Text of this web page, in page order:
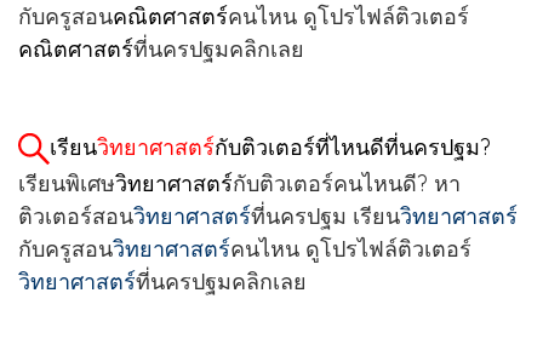
กับครูสอนคณิตศาสตร์คนไหน ดูโปรไฟล์ติวเตอร์
คณิตศาสตร์ที่นครปฐมคลิกเลย
เรียนวิทยาศาสตร์กับติวเตอร์ที่ไหนดีที่นครปฐม?
เรียนพิเศษวิทยาศาสตร์กับติวเตอร์คนไหนดี? หา
ติวเตอร์สอนวิทยาศาสตร์ที่นครปฐม เรียนวิทยาศาสตร์
กับครูสอนวิทยาศาสตร์คนไหน ดูโปรไฟล์ติวเตอร์
วิทยาศาสตร์ที่นครปฐมคลิกเลย